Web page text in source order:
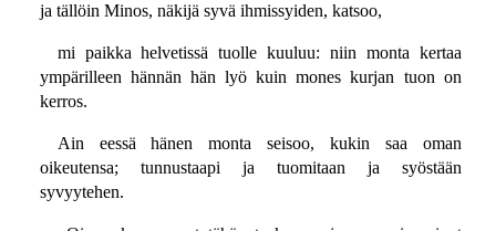
ja tällöin Minos, näkijä syvä ihmissyiden, katsoo,
mi paikka helvetissä tuolle kuuluu: niin monta kertaa
ympärilleen hännän hän lyö kuin mones kurjan tuon on
kerros.
Ain eessä hänen monta seisoo, kukin saa oman
oikeutensa; tunnustaapi ja tuomitaan ja syöstään
syvyytehen.